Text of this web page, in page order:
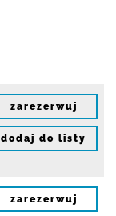
zarezerwuj
dodaj do listy
zarezerwuj